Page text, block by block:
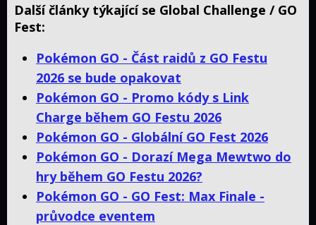
Další články týkající se Global Challenge / GO
Fest:
Pokémon GO - Část raidů z GO Festu
2026 se bude opakovat
Pokémon GO - Promo kódy s Link
Charge během GO Festu 2026
Pokémon GO - Globální GO Fest 2026
Pokémon GO - Dorazí Mega Mewtwo do
hry během GO Festu 2026?
Pokémon GO - GO Fest: Max Finale -
průvodce eventem